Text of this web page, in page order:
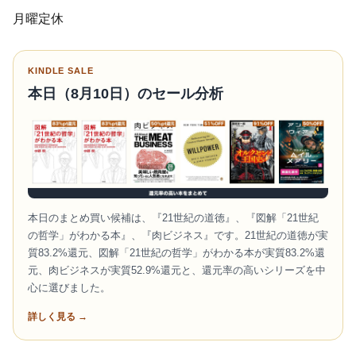
月曜定休
KINDLE SALE
本日（8月10日）のセール分析
本日のまとめ買い候補は、『21世紀の道徳』、『図解「21世紀
の哲学」がわかる本』、『肉ビジネス』です。21世紀の道徳が実
質83.2%還元、図解「21世紀の哲学」がわかる本が実質83.2%還
元、肉ビジネスが実質52.9%還元と、還元率の高いシリーズを中
心に選びました。
詳しく見る →